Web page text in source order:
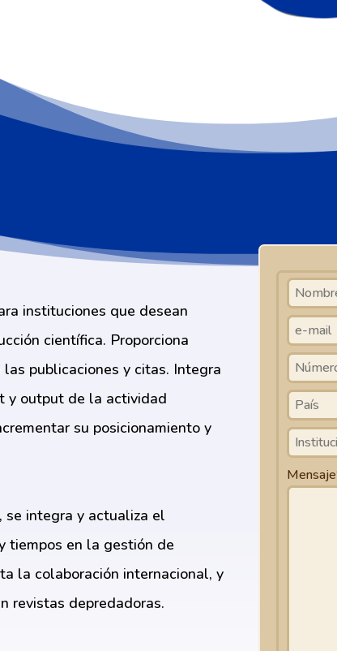
instituciones que desean
científica. Proporciona
publicaciones y citas. Integra
y output de la actividad
su posicionamiento y
se integra y actualiza el
tiempos en la gestión de
la colaboración internacional, y
revistas depredadoras.